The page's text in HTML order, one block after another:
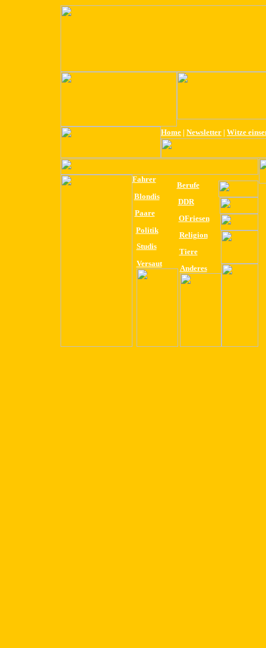
Home | Newsletter | Witze
Fahrer
Berufe
Blondis
DDR
Paare
OFriesen
Politik
Religion
Studis
Tiere
Versaut
Anderes